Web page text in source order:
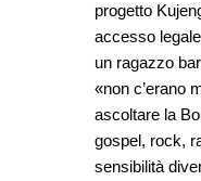
progetto
accesso
un ragazzo
«non c’erano
ascoltare la
gospel, rock,
sensibilità